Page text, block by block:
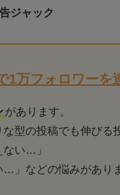
ジャック
1万フォロワーを
があります。
型の投稿でも伸びる
ない…」
…」などの悩みがあり